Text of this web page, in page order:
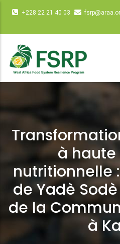
principal
Infos
(dot
NOT
remove)
+228 22 21 40 03
à
nutritionnelle
de Yadè
de la
à